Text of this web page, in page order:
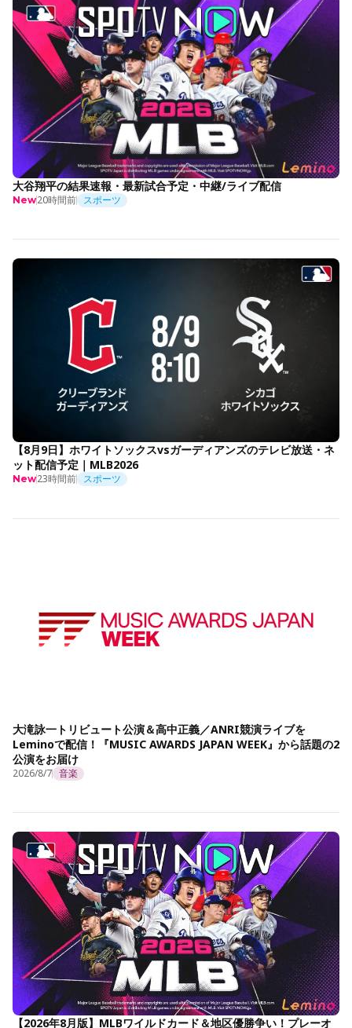
大谷翔平の結果速報・最新試合予定・中継/ライブ配信
New20時間前 スポーツ
【8月9日】ホワイトソックスvsガーディアンズのテレビ放送・ネ
ット配信予定｜MLB2026
New23時間前 スポーツ
大滝詠一トリビュート公演＆高中正義／ANRI競演ライブを
Leminoで配信！『MUSIC AWARDS JAPAN WEEK』から話題の2
公演をお届け
2026/8/7 音楽
【2026年8月版】MLBワイルドカード＆地区優勝争い！プレーオ